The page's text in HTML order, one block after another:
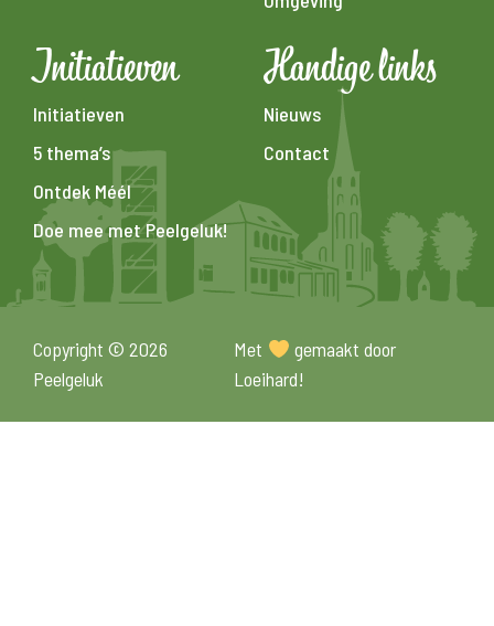
Initiatieven
Initiatieven
5 thema’s
Ontdek Méél
Doe mee met Peelgeluk!
Handige links
Nieuws
Contact
Copyright © 2026
Peelgeluk
Met
gemaakt door
Loeihard!